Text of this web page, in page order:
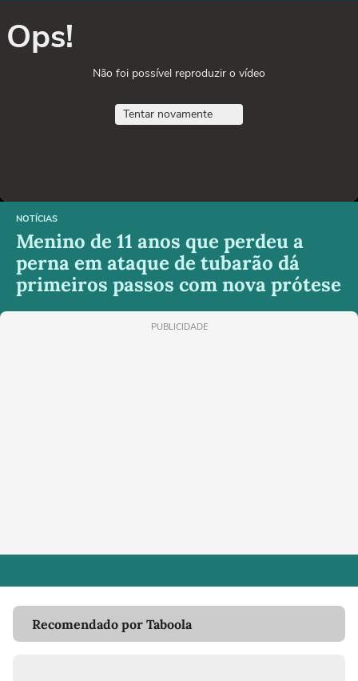
Ops!
Não foi possível reproduzir o vídeo
Tentar novamente
NOTÍCIAS
Menino de 11 anos que perdeu a
perna em ataque de tubarão dá
primeiros passos com nova prótese
PUBLICIDADE
Recomendado por Taboola